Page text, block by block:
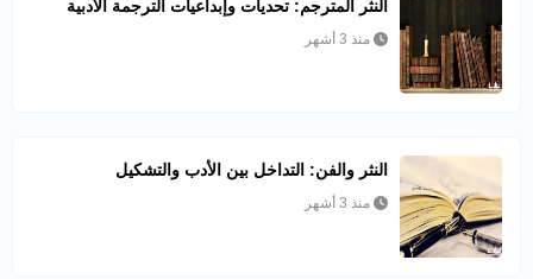
النثر المترجم: تحديات وإبداعيات الترجمة الأدبية
منذ 3 أشهر
النثر والفن: التداخل بين الأدب والتشكيل
منذ 3 أشهر